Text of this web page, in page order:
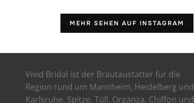
MEHR SEHEN AUF INSTAGRAM
Vivid Bridal ist der Brautaustatter für die
Region rund um Mannheim, Heidelberg und
Karlsruhe. Spitze, Tüll, Organza, Chiffon und